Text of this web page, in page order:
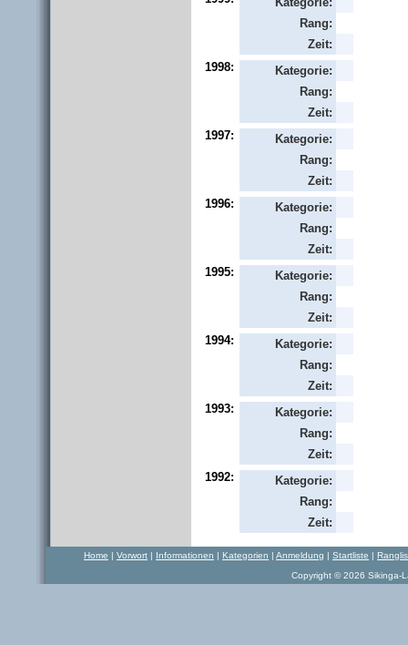
Rang:
Zeit:
1998:
Kategorie:
Rang:
Zeit:
1997:
Kategorie:
Rang:
Zeit:
1996:
Kategorie:
Rang:
Zeit:
1995:
Kategorie:
Rang:
Zeit:
1994:
Kategorie:
Rang:
Zeit:
1993:
Kategorie:
Rang:
Zeit:
1992:
Kategorie:
Rang:
Zeit:
Home | Vorwort | Informationen | Kategorien | Anmeldung | Startliste |
Copyright © 2026 Sikinga-